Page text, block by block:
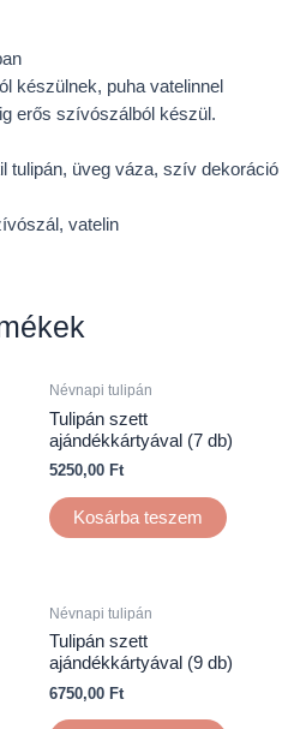
készülnek, puha vatelinnel
erős szívószálból készül.
tulipán, üveg váza, szív dekoráció
vatelin
Névnapi tulipán
Tulipán szett
ajándékkártyával (7 db)
5250,00 Ft
Kosárba teszem
Névnapi tulipán
Tulipán szett
ajándékkártyával (9 db)
6750,00 Ft